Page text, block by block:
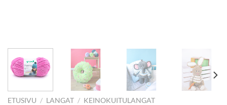
ETUSIVU / LANGAT / KEINOKUITULANGAT